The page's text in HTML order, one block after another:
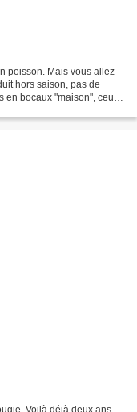
poisson. Mais vous allez
hors saison, pas de
bocaux "maison", ceux
Voilà déjà deux ans